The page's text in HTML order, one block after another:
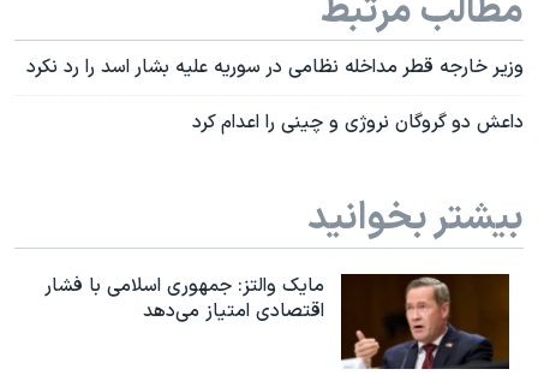
مطالب مرتبط
وزیر خارجه قطر مداخله نظامی در سوریه علیه بشار اسد را رد نکرد
داعش دو گروگان نروژی و چینی را اعدام کرد
بیشتر بخوانید
مایک والتز: جمهوری اسلامی با فشار
اقتصادی امتیاز می‌دهد